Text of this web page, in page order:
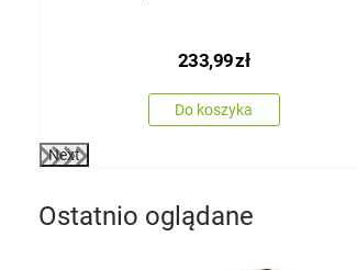
233,99zł
Do koszyka
Next
Ostatnio oglądane